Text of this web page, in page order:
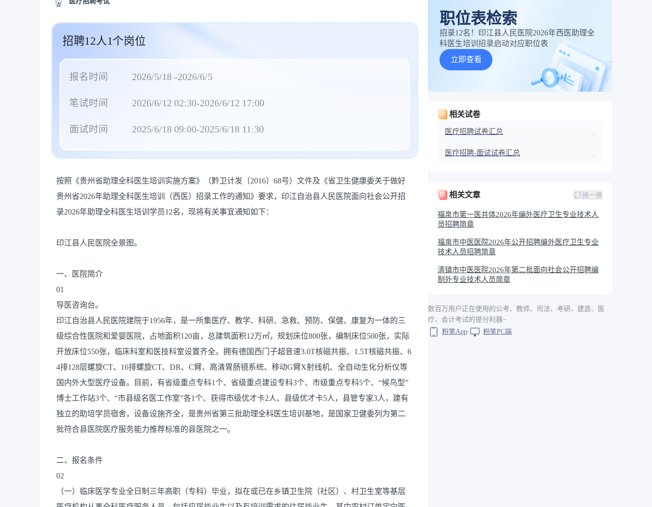
招聘12人1个岗位
报名时间 2026/5/18 -2026/6/5
笔试时间 2026/6/12 02:30-2026/6/12 17:00
面试时间 2025/6/18 09:00-2025/6/18 11:30
按照《贵州省助理全科医生培训实施方案》（黔卫计发〔2016〕68号）文件及《省卫生健康委关于做好
贵州省2026年助理全科医生培训（西医）招录工作的通知》要求，印江自治县人民医院面向社会公开招
录2026年助理全科医生培训学员12名，现将有关事宜通知如下：
印江县人民医院全景图。
一、医院简介
01
导医咨询台。
印江自治县人民医院建院于1956年，是一所集医疗、教学、科研、急救、预防、保健、康复为一体的三
级综合性医院和爱婴医院，占地面积120亩，总建筑面积12万㎡，规划床位800张，编制床位500张，实际
开放床位550张，临床科室和医技科室设置齐全。拥有德国西门子超音速3.0T核磁共振、1.5T核磁共振、6
4排128层螺旋CT、16排螺旋CT、DR、C臂、高清胃肠镜系统、移动G臂X射线机、全自动生化分析仪等
国内外大型医疗设备。目前，有省级重点专科1个、省级重点建设专科3个、市级重点专科5个、“候鸟型”
博士工作站3个、“市县级名医工作室”各1个、获得市级优才卡2人、县级优才卡5人，县管专家3人，建有
独立的助培学员宿舍，设备设施齐全，是贵州省第三批助理全科医生培训基地，是国家卫健委列为第二
批符合县医院医疗服务能力推荐标准的县医院之一。
二、报名条件
02
（一）临床医学专业全日制三年高职（专科）毕业，拟在或已在乡镇卫生院（社区）、村卫生室等基层
职位表检索
招录12名！印江县人民医院2026年西医助理全
科医生培训招录启动对应职位表
立即查看
相关试卷
医疗招聘试卷汇总
医疗招聘-面试试卷汇总
相关文章 换一换
福泉市第一医共体2026年编外医疗卫生专业技术人
员招聘简章
福泉市中医医院2026年公开招聘编外医疗卫生专业
技术人员招聘简章
清镇市中医医院2026年第二批面向社会公开招聘编
制外专业技术人员简章
数百万用户正在使用的公考、教师、司法、考研、建造、医
疗、会计考试的提分利器~
粉笔App
粉笔PC端